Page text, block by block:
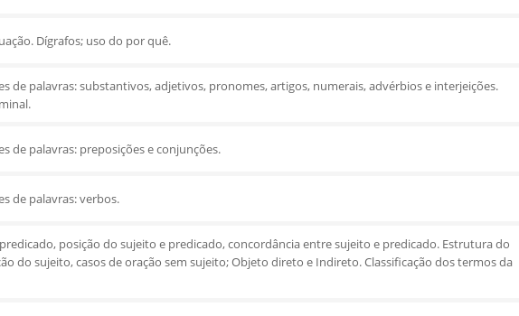
Dígrafos; uso do por quê.
de palavras: substantivos, adjetivos, pronomes, artigos, numerais, advérbios e interjeições.
de palavras: preposições e conjunções.
de palavras: verbos.
posição do sujeito e predicado, concordância entre sujeito e predicado. Estrutura do
do sujeito, casos de oração sem sujeito; Objeto direto e Indireto. Classificação dos termos da